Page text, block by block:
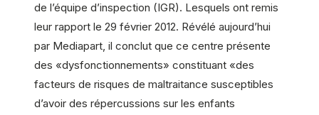
de l’équipe d’inspection (IGR). Lesquels ont remis
leur rapport le 29 février 2012. Révélé aujourd’hui
par Mediapart, il conclut que ce centre présente
des «dysfonctionnements» constituant «des
facteurs de risques de maltraitance susceptibles
d’avoir des répercussions sur les enfants